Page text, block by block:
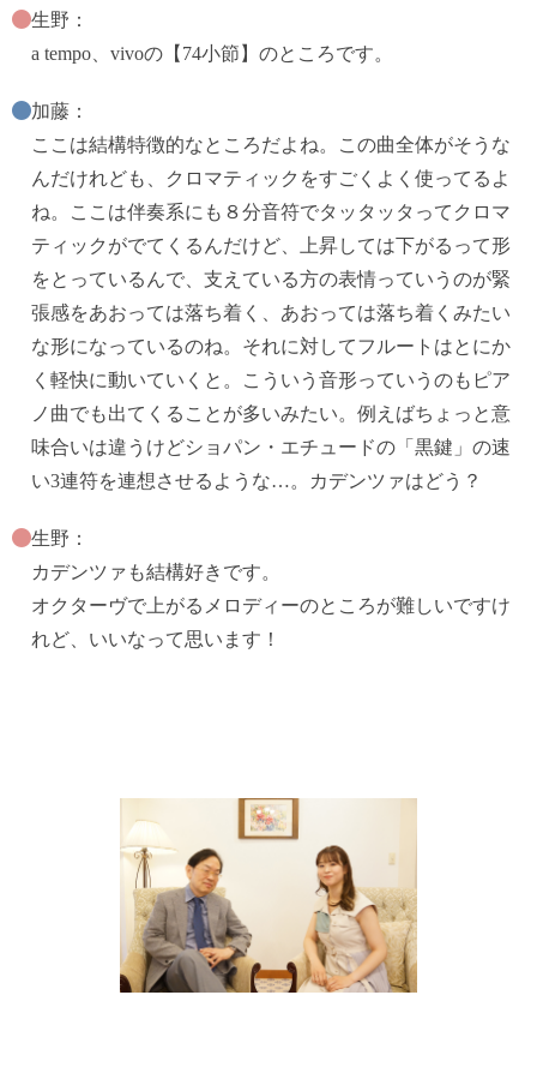
生野：
a tempo、vivoの【74小節】のところです。
加藤：
ここは結構特徴的なところだよね。この曲全体がそうな
んだけれども、クロマティックをすごくよく使ってるよ
ね。ここは伴奏系にも８分音符でタッタッタってクロマ
ティックがでてくるんだけど、上昇しては下がるって形
をとっているんで、支えている方の表情っていうのが緊
張感をあおっては落ち着く、あおっては落ち着くみたい
な形になっているのね。それに対してフルートはとにか
く軽快に動いていくと。こういう音形っていうのもピア
ノ曲でも出てくることが多いみたい。例えばちょっと意
味合いは違うけどショパン・エチュードの「黒鍵」の速
い3連符を連想させるような…。カデンツァはどう？
生野：
カデンツァも結構好きです。
オクターヴで上がるメロディーのところが難しいですけ
れど、いいなって思います！